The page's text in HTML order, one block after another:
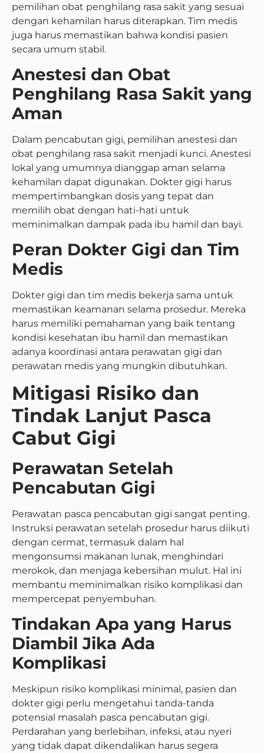
pemilihan obat penghilang rasa sakit yang sesuai
dengan kehamilan harus diterapkan. Tim medis
juga harus memastikan bahwa kondisi pasien
secara umum stabil.
Anestesi dan Obat
Penghilang Rasa Sakit yang
Aman
Dalam pencabutan gigi, pemilihan anestesi dan
obat penghilang rasa sakit menjadi kunci. Anestesi
lokal yang umumnya dianggap aman selama
kehamilan dapat digunakan. Dokter gigi harus
mempertimbangkan dosis yang tepat dan
memilih obat dengan hati-hati untuk
meminimalkan dampak pada ibu hamil dan bayi.
Peran Dokter Gigi dan Tim
Medis
Dokter gigi dan tim medis bekerja sama untuk
memastikan keamanan selama prosedur. Mereka
harus memiliki pemahaman yang baik tentang
kondisi kesehatan ibu hamil dan memastikan
adanya koordinasi antara perawatan gigi dan
perawatan medis yang mungkin dibutuhkan.
Mitigasi Risiko dan
Tindak Lanjut Pasca
Cabut Gigi
Perawatan Setelah
Pencabutan Gigi
Perawatan pasca pencabutan gigi sangat penting.
Instruksi perawatan setelah prosedur harus diikuti
dengan cermat, termasuk dalam hal
mengonsumsi makanan lunak, menghindari
merokok, dan menjaga kebersihan mulut. Hal ini
membantu meminimalkan risiko komplikasi dan
mempercepat penyembuhan.
Tindakan Apa yang Harus
Diambil Jika Ada
Komplikasi
Meskipun risiko komplikasi minimal, pasien dan
dokter gigi perlu mengetahui tanda-tanda
potensial masalah pasca pencabutan gigi.
Perdarahan yang berlebihan, infeksi, atau nyeri
yang tidak dapat dikendalikan harus segera